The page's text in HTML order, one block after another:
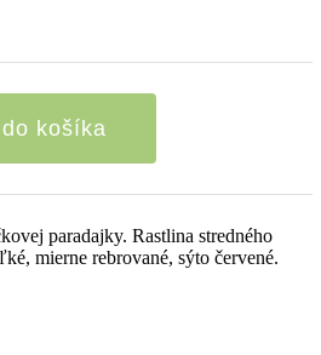
košíka
paradajky. Rastlina stredného
mierne rebrované, sýto červené.